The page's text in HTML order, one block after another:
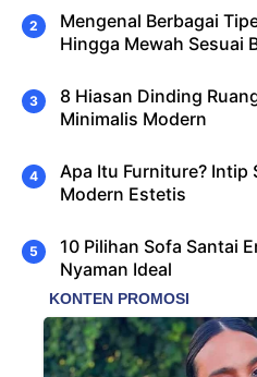
Mengenal Berbagai
Hingga Mewah Sesuai
8 Hiasan Dinding
Minimalis Modern
Apa Itu Furniture? Intip
Modern Estetis
10 Pilihan Sofa Santai
Nyaman Ideal